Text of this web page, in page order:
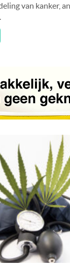
van kanker,